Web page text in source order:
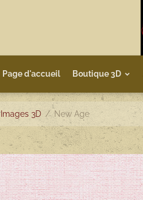
Page d'accueil Boutique 3D
Images 3D New Age